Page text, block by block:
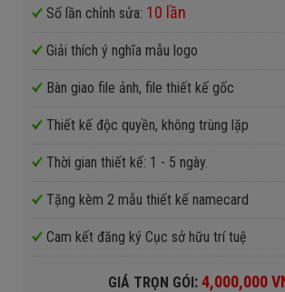
Số lần chỉnh sửa: 10 lần
Giải thích ý nghĩa mẫu logo
Bàn giao file ảnh, file thiết kế gốc
Thiết kế độc quyền, không trùng lặp
Thời gian thiết kế: 1 - 5 ngày.
Tặng kèm 2 mẫu thiết kế namecard
Cam kết đăng ký Cục sở hữu trí tuệ
GIÁ TRỌN GÓI:4,000,000